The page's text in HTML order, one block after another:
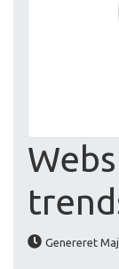
Genereret